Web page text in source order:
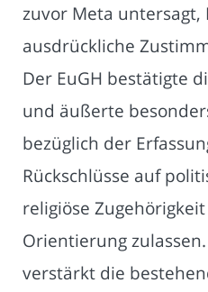
zuvor Meta
ausdrückliche
Der EuGH bestätigte
und äußerte
bezüglich der
Rückschlüsse auf
religiöse
Orientierung
verstärkt die